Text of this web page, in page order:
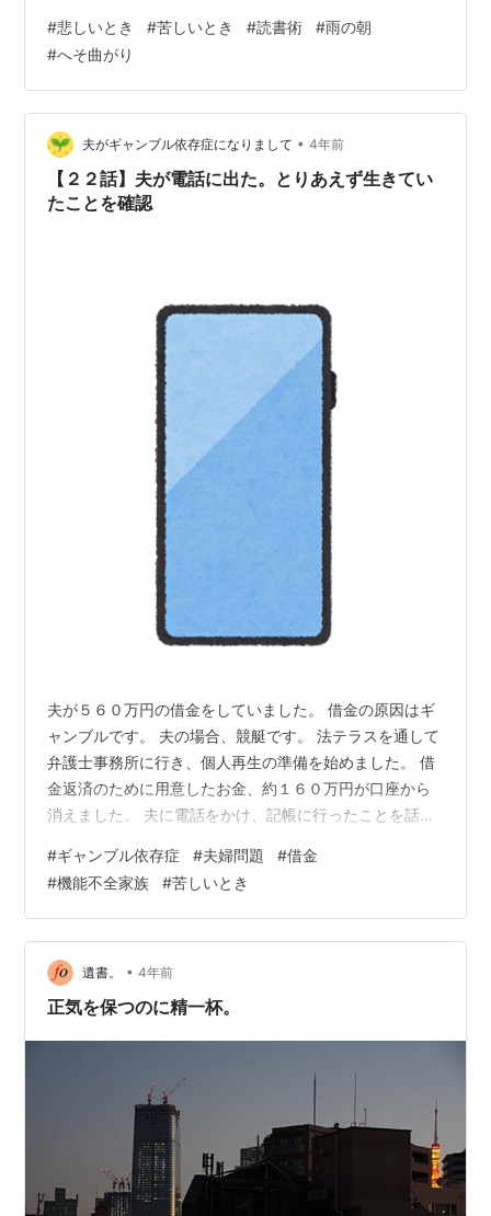
スですね。 ところが、私はへそ曲がりなのか高校の頃、
どうにもやる気が出ない雨の朝中島みゆきさんの『雨が
空を捨てる日は』を聴いていたら二度と出かける気にな
らなくなりました。あの頃のみゆきさんの歌って「うら
みます」とか「生きていてもいいですか」とか将来は放
送コードに引っかかりそうな詞が多くて私の…
#悲しいとき #苦しいとき #読書術 #雨の朝
#へそ曲がり
夫がギャンブル依存症になりまして • 4年前
【２２話】夫が電話に出た。とりあえず生きてい
たことを確認
夫が５６０万円の借金をしていました。 借金の原因はギ
ャンブルです。 夫の場合、競艇です。 法テラスを通して
弁護士事務所に行き、個人再生の準備を始めました。 借
金返済のために用意したお金、約１６０万円が口座から
消えました。 夫に電話をかけ、記帳に行ったことを話す
否、ラインは既読が付かなくなり、ブロックをされてい
るようでした。 夫から１通のラインが届きました。 いろ
いろ書いてありましたが、要約すると、『今までありが
とう。探さないでください。』 翌朝になっても帰ってこ
なかったので、警察署で行方不明者届を出し、捜索して
くれることになりました。 私は夫…
#ギャンブル依存症 #夫婦問題 #借金
#機能不全家族 #苦しいとき
遺書。 • 4年前
正気を保つのに精一杯。